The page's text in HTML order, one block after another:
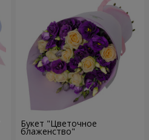
Букет "Цветочное
блаженство"